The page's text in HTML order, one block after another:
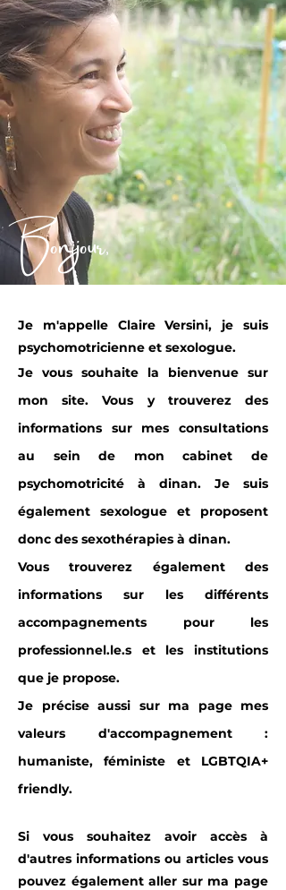
Bonjour,
Je m'appelle Claire Versini, je suis
psychomotricienne et sexologue.
Je vous souhaite la bienvenue sur
mon site. Vous y trouverez des
informations sur mes consultations
au sein de mon cabinet de
psychomotricité à dinan. Je suis
également sexologue et proposent
donc des sexothérapies à dinan.
Vous trouverez également des
informations sur les différents
accompagnements pour les
professionnel.le.s et les institutions
que je propose.
Je précise aussi sur ma page mes
valeurs d'accompagnement :
humaniste, féministe et LGBTQIA+
friendly.
Si vous souhaitez avoir accès à
d'autres informations ou articles vous
pouvez également aller sur ma page